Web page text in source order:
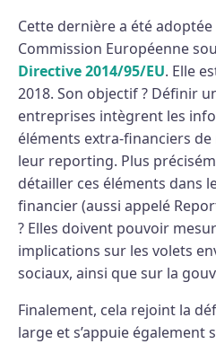
Cette dernière a été adoptée
Commission Européenne
Directive 2014/95/EU. Elle
2018. Son objectif ? Définir
entreprises intègrent les
éléments extra-financiers
leur reporting. Plus
détailler ces éléments dans
financier (aussi appelé
? Elles doivent pouvoir
implications sur les volets
sociaux, ainsi que sur la
Finalement, cela rejoint la
large et s’appuie également